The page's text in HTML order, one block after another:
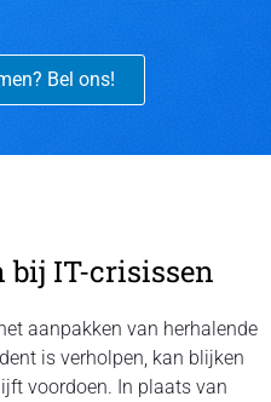
Bel ons!
bij IT-crisissen
aanpakken van herhalende
is verholpen, kan blijken
voordoen. In plaats van